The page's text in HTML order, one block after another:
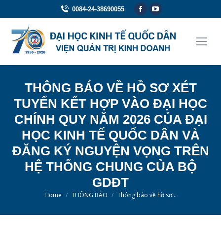
0084-24-38690055
Facebook
opens
in
YouTube
opens
in
THÔNG BÁO VỀ HỒ SƠ XÉT
TUYỂN KẾT HỢP VÀO ĐẠI HỌC
CHÍNH QUY NĂM 2026 CỦA ĐẠI
HỌC KINH TẾ QUỐC DÂN VÀ
ĐĂNG KÝ NGUYỆN VỌNG TRÊN
HỆ THỐNG CHUNG CỦA BỘ
GDĐT
You are here:
Home THÔNG BÁO Thông báo về hồ sơ…